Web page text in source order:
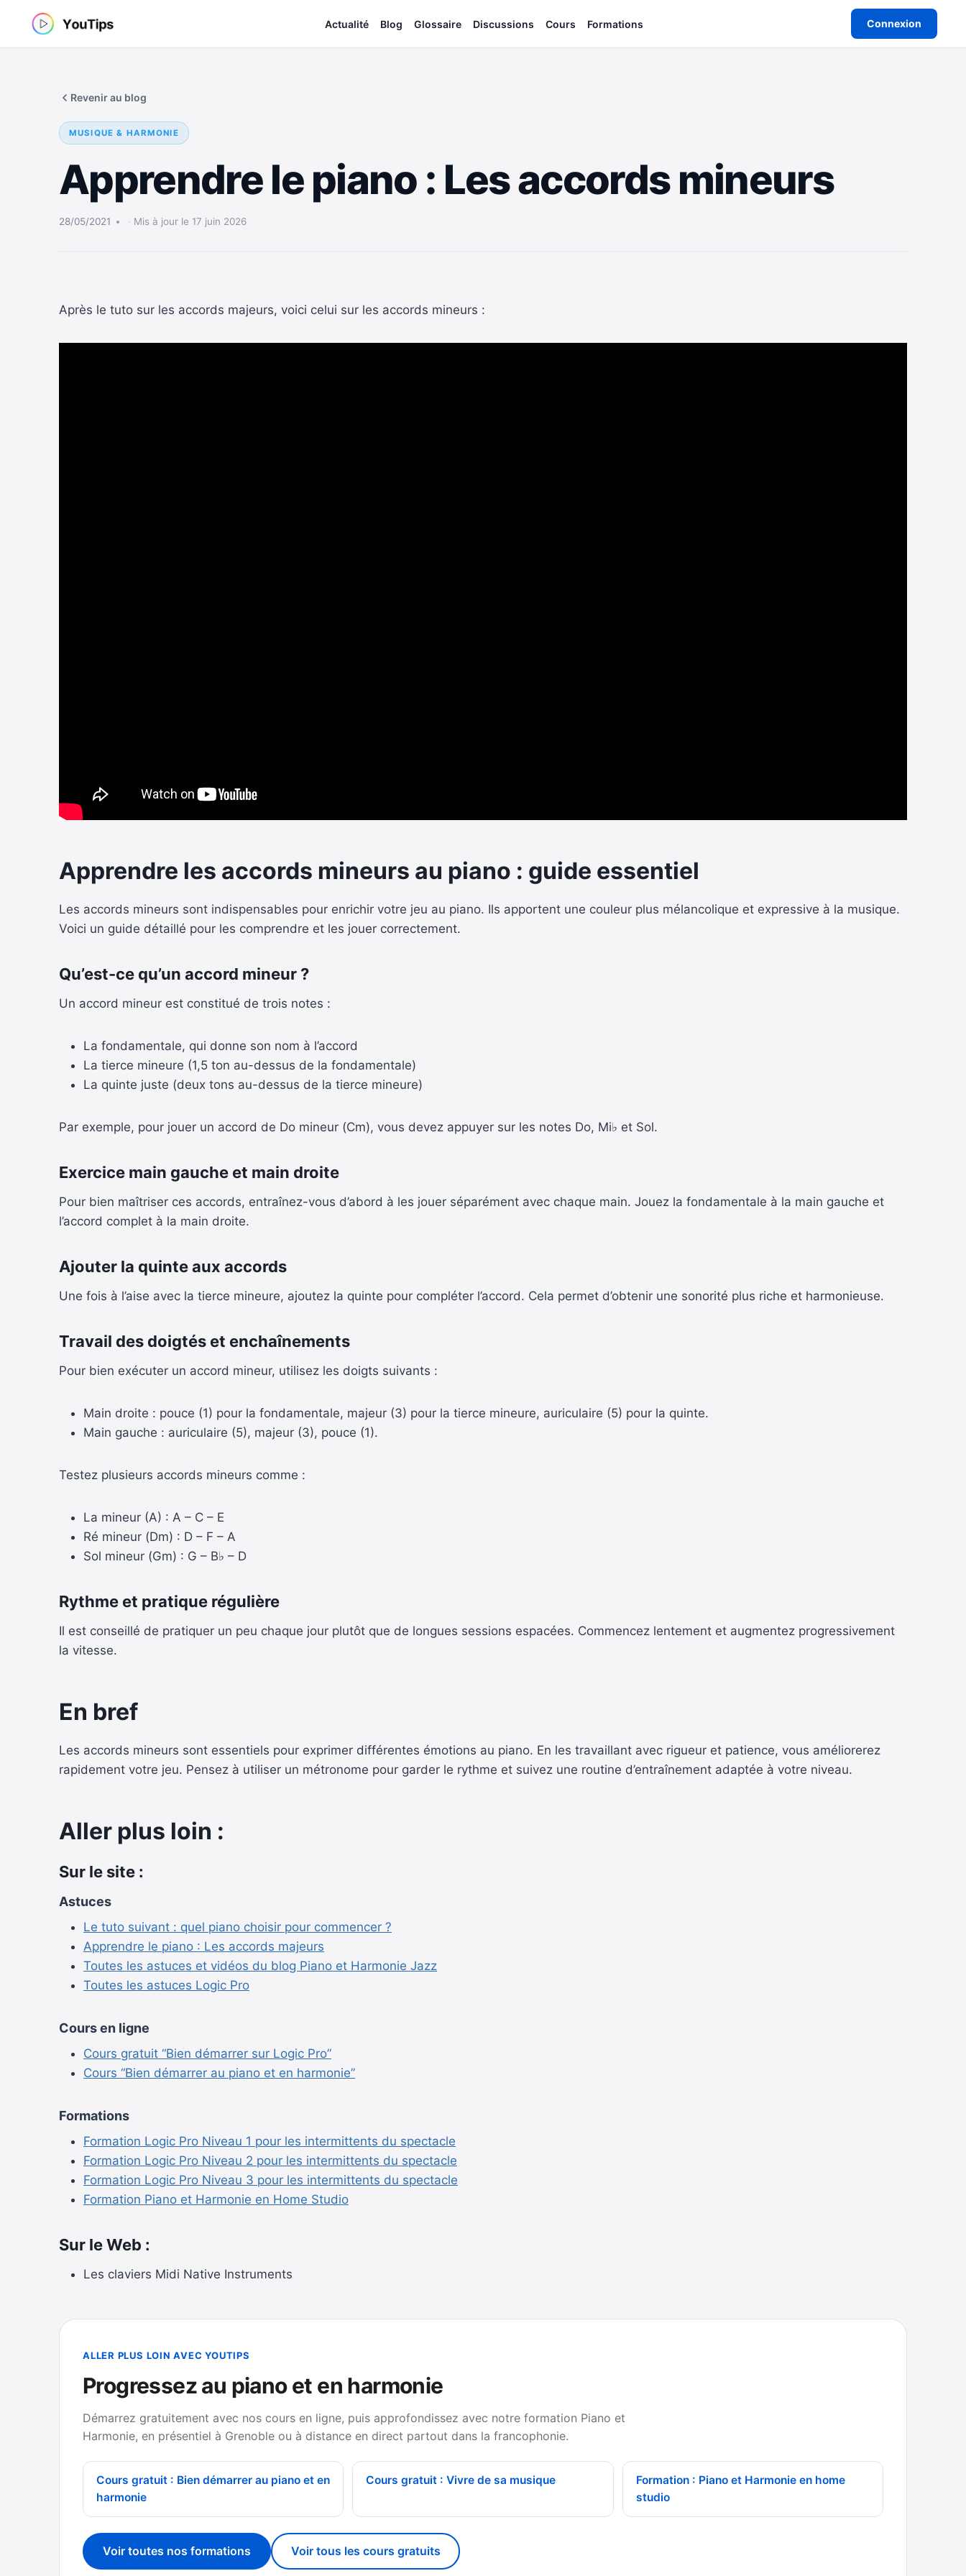
Actualité Blog Glossaire Discussions Cours Formations Connexion
Revenir au blog
MUSIQUE & HARMONIE
Apprendre le piano : Les accords mineurs
28/05/2021 Mis à jour le 17 juin 2026
Après le tuto sur les accords majeurs, voici celui sur les accords mineurs :
Apprendre les accords mineurs au piano : guide essentiel
Les accords mineurs sont indispensables pour enrichir votre jeu au piano. Ils apportent une couleur plus mélancolique et expressive à la musique.
Voici un guide détaillé pour les comprendre et les jouer correctement.
Qu’est-ce qu’un accord mineur ?
Un accord mineur est constitué de trois notes :
La fondamentale, qui donne son nom à l’accord
La tierce mineure (1,5 ton au-dessus de la fondamentale)
La quinte juste (deux tons au-dessus de la tierce mineure)
Par exemple, pour jouer un accord de Do mineur (Cm), vous devez appuyer sur les notes Do, Mi♭ et Sol.
Exercice main gauche et main droite
Pour bien maîtriser ces accords, entraînez-vous d’abord à les jouer séparément avec chaque main. Jouez la fondamentale à la main gauche et
l’accord complet à la main droite.
Ajouter la quinte aux accords
Une fois à l’aise avec la tierce mineure, ajoutez la quinte pour compléter l’accord. Cela permet d’obtenir une sonorité plus riche et harmonieuse.
Travail des doigtés et enchaînements
Pour bien exécuter un accord mineur, utilisez les doigts suivants :
Main droite : pouce (1) pour la fondamentale, majeur (3) pour la tierce mineure, auriculaire (5) pour la quinte.
Main gauche : auriculaire (5), majeur (3), pouce (1).
Testez plusieurs accords mineurs comme :
La mineur (A) : A – C – E
Ré mineur (Dm) : D – F – A
Sol mineur (Gm) : G – B♭ – D
Rythme et pratique régulière
Il est conseillé de pratiquer un peu chaque jour plutôt que de longues sessions espacées. Commencez lentement et augmentez progressivement
la vitesse.
En bref
Les accords mineurs sont essentiels pour exprimer différentes émotions au piano. En les travaillant avec rigueur et patience, vous améliorerez
rapidement votre jeu. Pensez à utiliser un métronome pour garder le rythme et suivez une routine d’entraînement adaptée à votre niveau.
Aller plus loin :
Sur le site :
Astuces
Le tuto suivant : quel piano choisir pour commencer ?
Apprendre le piano : Les accords majeurs
Toutes les astuces et vidéos du blog Piano et Harmonie Jazz
Toutes les astuces Logic Pro
Cours en ligne
Cours gratuit “Bien démarrer sur Logic Pro”
Cours “Bien démarrer au piano et en harmonie”
Formations
Formation Logic Pro Niveau 1 pour les intermittents du spectacle
Formation Logic Pro Niveau 2 pour les intermittents du spectacle
Formation Logic Pro Niveau 3 pour les intermittents du spectacle
Formation Piano et Harmonie en Home Studio
Sur le Web :
Les claviers Midi Native Instruments
ALLER PLUS LOIN AVEC YOUTIPS
Progressez au piano et en harmonie
Démarrez gratuitement avec nos cours en ligne, puis approfondissez avec notre formation Piano et
Harmonie, en présentiel à Grenoble ou à distance en direct partout dans la francophonie.
Cours gratuit : Bien démarrer au piano et en
harmonie
Cours gratuit : Vivre de sa musique
Formation : Piano et Harmonie en home
studio
Voir toutes nos formations Voir tous les cours gratuits